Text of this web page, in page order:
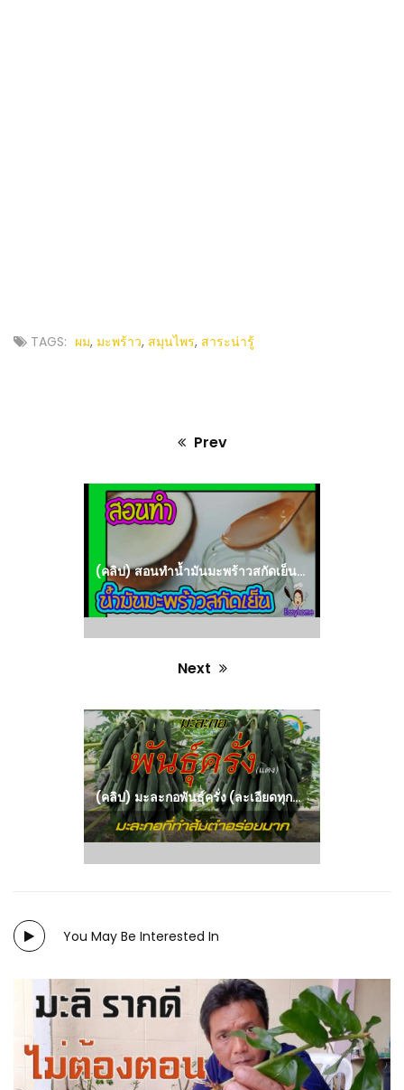
TAGS: ผม, มะพร้าว, สมุนไพร, สาระน่ารู้
Prev
(คลิป) สอนทำน้ำมันมะพร้าวสกัดเย็นง่ายๆๆด้วยตัวเอง สามารถทำใช้ทำขายเพื่อเป็นรายได้เสริม Easy home : วีดีโอ เกษตร
Next
post:
(คลิป) มะละกอพันธุ์ครั่ง (ละเอียดทุกแง่มุม) : วีดีโอ เกษตร
You May Be Interested In